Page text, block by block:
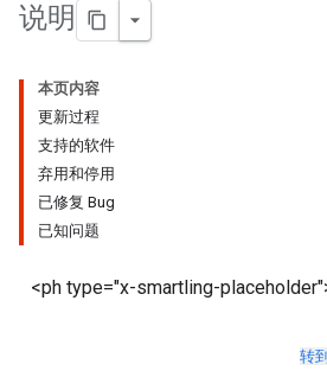
说明
本页内容
更新过程
支持的软件
弃用和停用
已修复 Bug
已知问题
<ph type="x-smartling-
转到